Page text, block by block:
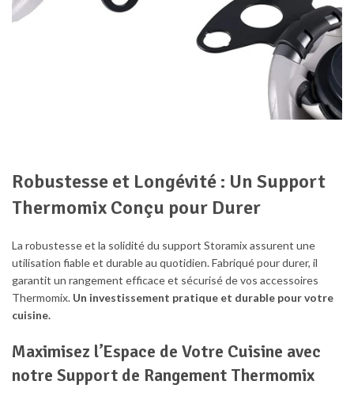
Robustesse et Longévité : Un Support
Thermomix Conçu pour Durer
La robustesse et la solidité du support Storamix assurent une
utilisation fiable et durable au quotidien. Fabriqué pour durer, il
garantit un rangement efficace et sécurisé de vos accessoires
Thermomix. Un investissement pratique et durable pour votre
cuisine.
Maximisez l’Espace de Votre Cuisine avec
notre Support de Rangement Thermomix